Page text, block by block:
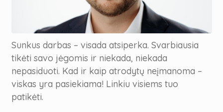
Sunkus darbas – visada atsiperka. Svarbiausia
tikėti savo jėgomis ir niekada, niekada
nepasiduoti. Kad ir kaip atrodytų neįmanoma –
viskas yra pasiekiama! Linkiu visiems tuo
patikėti.